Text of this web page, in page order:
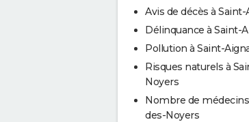
Avis de décès à
Délinquance à Saint-
Pollution à Saint-
Risques naturels à
Noyers
Nombre de
des-Noyers